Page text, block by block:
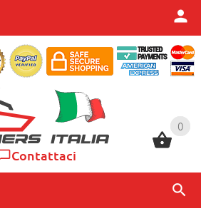
0
Contattaci
0